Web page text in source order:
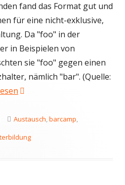
fand das Format gut und
für eine nicht-exklusive,
Da "foo" in der
in Beispielen von
sie "foo" gegen einen
nämlich "bar". (Quelle:
"Barcamps – wie sie
Schlagwörter
Austausch,barcamp,